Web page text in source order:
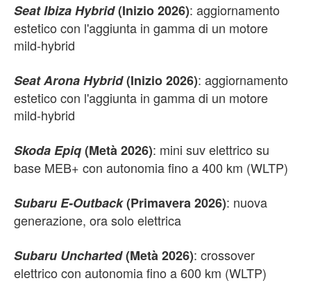
Seat Ibiza Hybrid(Inizio 2026): aggiornamento
estetico con l'aggiunta in gamma di un motore
mild-hybrid
Seat Arona Hybrid(Inizio 2026): aggiornamento
estetico con l'aggiunta in gamma di un motore
mild-hybrid
Skoda Epiq(Metà 2026): mini suv elettrico su
base MEB+ con autonomia fino a 400 km (WLTP)
Subaru E-Outback(Primavera 2026): nuova
generazione, ora solo elettrica
Subaru Uncharted(Metà 2026): crossover
elettrico con autonomia fino a 600 km (WLTP)